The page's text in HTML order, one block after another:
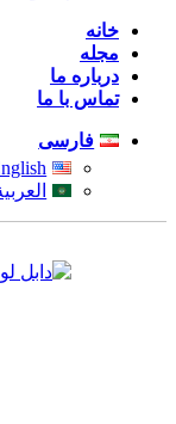
خانه
مجله
درباره ما
تماس با ما
فارسی
English
العربية